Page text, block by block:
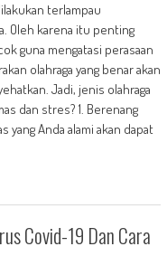
terlampau
Oleh karena itu penting
guna mengatasi perasaan
olahraga yang benar akan
Jadi, jenis olahraga
dan stres? 1. Berenang
Anda alami akan dapat
Covid-19 Dan Cara